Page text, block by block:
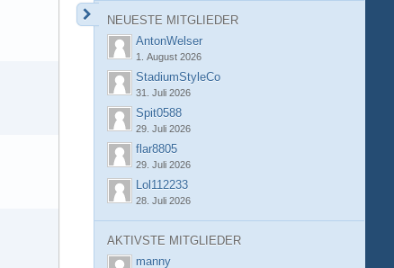
NEUESTE MITGLIEDER
AntonWelser
1. August 2026
StadiumStyleCo
31. Juli 2026
Spit0588
29. Juli 2026
flar8805
29. Juli 2026
Lol112233
28. Juli 2026
AKTIVSTE MITGLIEDER
manny